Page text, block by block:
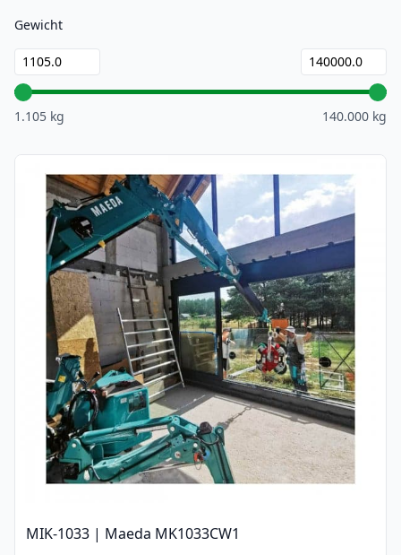
Gewicht
1.105 kg 140.000 kg
MIK-1033 | Maeda MK1033CW1